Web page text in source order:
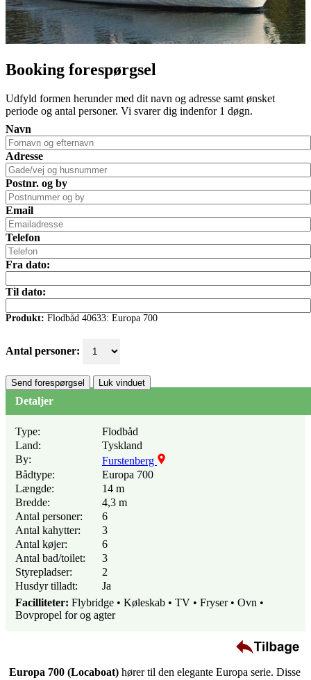
Booking forespørgsel
Udfyld formen herunder med dit navn og adresse samt ønsket
periode og antal personer. Vi svarer dig indenfor 1 døgn.
Navn
Adresse
Postnr. og by
Email
Telefon
Fra dato:
Til dato:
Produkt: Flodbåd 40633: Europa 700
Antal personer:
Send forespørgsel Luk vinduet
Detaljer
Type:
Flodbåd
Land:
Tyskland
By:
Furstenberg
Bådtype:
Europa 700
Længde:
14 m
Bredde:
4,3 m
Antal personer:
6
Antal kahytter:
3
Antal køjer:
6
Antal bad/toilet:
3
Styrepladser:
2
Husdyr tilladt:
Ja
Facilliteter: Flybridge • Køleskab • TV • Fryser • Ovn •
Bovpropel for og agter
Europa 700 (Locaboat) hører til den elegante Europa serie. Disse